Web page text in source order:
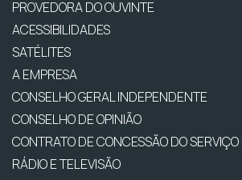
PROVEDORA DO OUVINTE
ACESSIBILIDADES
SATÉLITES
A EMPRESA
CONSELHO GERAL INDEPENDENTE
CONSELHO DE OPINIÃO
CONTRATO DE CONCESSÃO DO
RÁDIO E TELEVISÃO